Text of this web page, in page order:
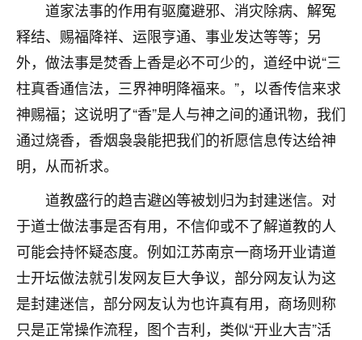
道家法事的作用有驱魔避邪、消灾除病、解冤
释结、赐福降祥、运限亨通、事业发达等等；另
外，做法事是焚香上香是必不可少的，道经中说“三
柱真香通信法，三界神明降福来。”，以香传信来求
神赐福；这说明了“香”是人与神之间的通讯物，我们
通过烧香，香烟袅袅能把我们的祈愿信息传达给神
明，从而祈求。
道教盛行的趋吉避凶等被划归为封建迷信。对
于道士做法事是否有用，不信仰或不了解道教的人
可能会持怀疑态度。例如江苏南京一商场开业请道
士开坛做法就引发网友巨大争议，部分网友认为这
是封建迷信，部分网友认为也许真有用，商场则称
只是正常操作流程，图个吉利，类似“开业大吉”活
师，一开始我是病急乱投医，这半年来，法事一个个
做完，我女儿跟变了个人一样，不期望她能考多好的
大学，只要能安安稳稳的把书读了，身体心理都健健
康康的我就很知足了！
鹿森：可怜天下父母心啊！
3小时前 来自河北 16
付深
我是公司人事调整，有升迁机会，但同时竞争的我们
三个，找老师的时候是抱着侥幸心理，没想到老师看
着我晋升有望，我半信半疑的按照老师建议，做了化
太岁还有一个发钱粮，本来年前的人事调整，拖到年
后，我以为都没戏了，结果开年一上班，开会提拔升
职第一个就是我，职务无所谓，主要是底薪加了
3000，非常开心，无论如何，感恩感谢！🙏🏻